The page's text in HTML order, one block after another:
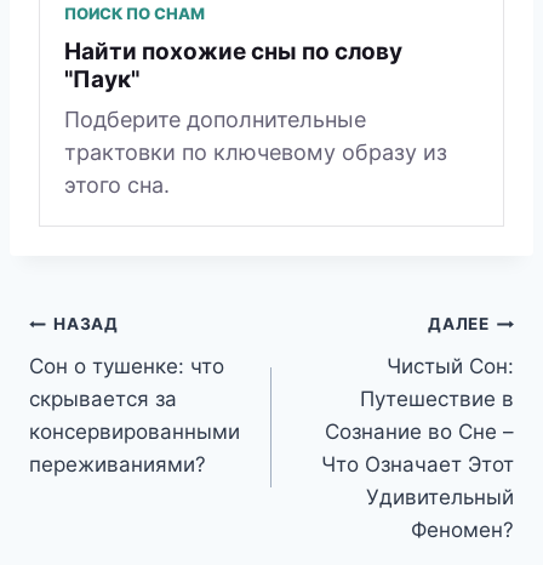
ПОИСК ПО СНАМ
Найти похожие сны по слову
"Паук"
Подберите дополнительные
трактовки по ключевому образу из
этого сна.
Навигация
по
записям
НАЗАД
Сон о тушенке: что
скрывается за
консервированными
переживаниями?
ДАЛЕЕ
Чистый Сон:
Путешествие в
Сознание во Сне –
Что Означает Этот
Удивительный
Феномен?